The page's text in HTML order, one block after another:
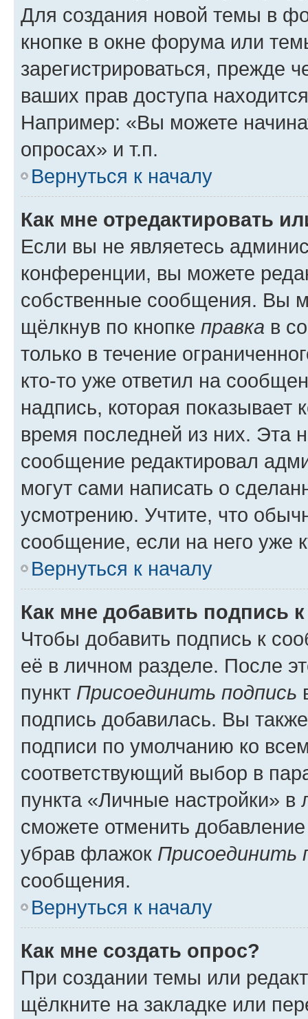
Для создания новой темы в
кнопке в окне форума или
зарегистрироваться, прежде
ваших прав доступа
Например: «Вы можете
опросах» и т.п.
Вернуться к началу
Как мне отредактировать
Если вы не являетесь
конференции, вы можете
собственные сообщения. Вы
щёлкнув по кнопке правка в
только в течение
кто-то уже ответил на
надпись, которая показывает
время последней из них. Эта
сообщение редактировал
могут сами написать о
усмотрению. Учтите, что
сообщение, если на него уже
Вернуться к началу
Как мне добавить подпись
Чтобы добавить подпись к
её в личном разделе. После
пункт Присоединить подпись
подпись добавилась. Вы
подписи по умолчанию ко
соответствующий выбор в
пункта «Личные настройки»
сможете отменить
убрав флажок Присоединить
сообщения.
Вернуться к началу
Как мне создать опрос?
При создании темы или
щёлкните на закладке или